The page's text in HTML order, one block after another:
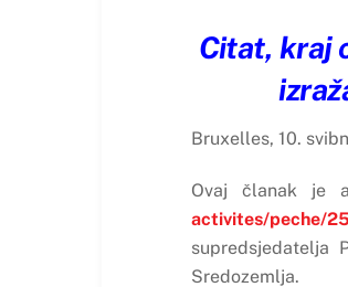
Citat, kraj
Bruxelles, 10.
Ovaj članak je
activites/peche/
supredsjedatelja
Sredozemlja.